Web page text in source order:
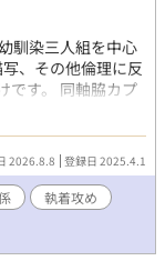
れに変更はありま
馴染三人組を中心
、その他倫理に反
です。 同軸脇カプ
主人公の他にビ
しく知りたい方向
・明るくて元気系
ール優等生幼馴染
め ・倫理観ゆるふ
形後輩
2026.8.8 登録日 2025.4.1
執着攻め